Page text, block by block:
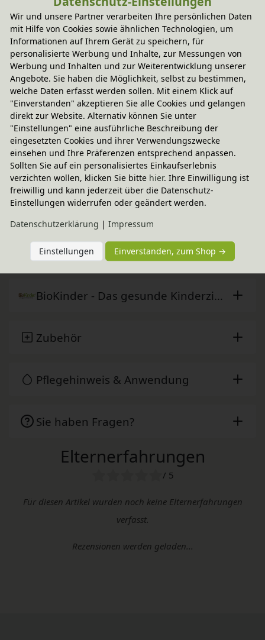
Versand per Spedition
49,95 € innerhalb ...
Sofort lieferbar
Lieferung mit 2-Mann-Spedition bis ins Zimmer
weitere Informationen
Technische Daten
BioKinder - Das gesunde Kinderzimmer
Zubehör
Pflegehinweis & Anwendung
Sie haben Fragen?
Elternerfahrungen
/ 5
Für diesen Artikel wurden noch keine Elternerfahrungen
verfasst.
Rezensionen werden geladen...
Wir und unsere Partner verarbeiten Ihre persönlichen Daten
mit Hilfe von Cookies sowie ähnlichen Technologien, um
Informationen auf Ihrem Gerät zu speichern, für
personalisierte Werbung und Inhalte, zur Messungen von
Werbung und Inhalten und zur Weiterentwicklung unserer
Angebote. Sie haben die Möglichkeit, selbst zu bestimmen,
welche Daten erfasst werden sollen. Mit einem Klick auf
"Einverstanden" akzeptieren Sie alle Cookies und gelangen
direkt zur Website. Alternativ können Sie unter
"Einstellungen" eine ausführliche Beschreibung der
eingesetzten Cookies und ihrer Verwendungszwecke
einsehen und Ihre Präferenzen entsprechend anpassen.
Sollten Sie auf ein personalisiertes Einkaufserlebnis
verzichten wollen, klicken Sie bitte hier. Ihre Einwilligung ist
freiwillig und kann jederzeit über die Datenschutz-
Einstellungen widerrufen oder geändert werden.
Daten­schutz­erklärung | Impressum
Einstellungen Einverstanden, zum Shop →